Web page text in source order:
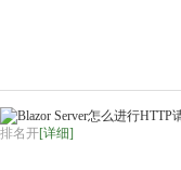
排名开[详细]